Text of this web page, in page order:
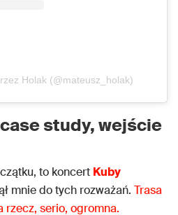
Holak (@mateusz_holak)
study, wejście
to koncert Kuby
mnie do tych rozważań. Trasa
rzecz, serio, ogromna.